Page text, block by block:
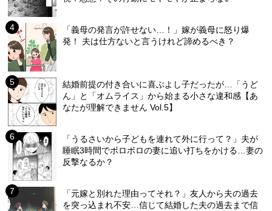
「義母の発言が許せない…！」嫁が義母に怒り爆
発！ 夫は仕方ないと言うけれど諦めるべき？
結婚前提の付き合いに喜ぶよし子だったが…「うど
ん」と「オムライス」から始まる小さな違和感【あ
なたが理解できません Vol.5】
「うるさいから子どもを連れて外に行って？」夫が
睡眠3時間でボロボロの妻に追い打ちをかける…妻の
反撃なるか？
「元嫁と別れた理由ってそれ？」友人から夫の過去
を突っ込まれ不安…信じて結婚した夫の過去まで信